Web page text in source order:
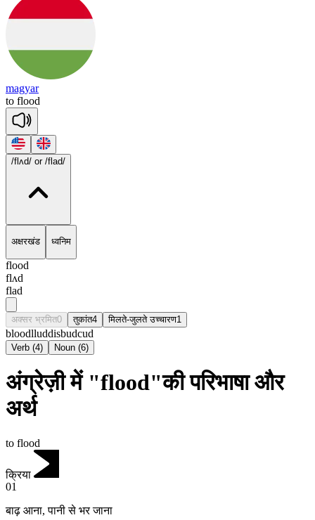
magyar
to flood
/flʌd/ or /flad/
अक्षरखंड ध्वनिम
flood
flʌd
flad
अक्सर भ्रमित0 तुकांत4 मिलते-जुलते उच्चारण1
bloodlluddisbudcud
Verb (4) Noun (6)
अंग्रेज़ी में "flood"की परिभाषा और
अर्थ
to flood
क्रिया
01
बाढ़ आना,पानी से भर जाना